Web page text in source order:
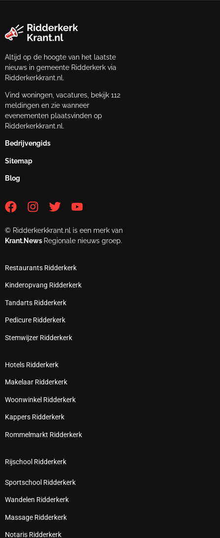
Altijd op de hoogte van het laatste
nieuws in gemeente Ridderkerk via
Ridderkerkkrant.nl.
Vind woningen, vacatures, bekijk 112
meldingen en zie wanneer
evenementen plaatsvinden op
Ridderkerkkrant.nl.
Bedrijvengids
Sitemap
Blog
© Ridderkerkkrant.nl is een merk van
Krant.News Regionale nieuws groep.
Restaurants Ridderkerk
Kinderopvang Ridderkerk
Tandarts Ridderkerk
Pedicure Ridderkerk
Stemwijzer Ridderkerk
Hotels Ridderkerk
Makelaar Ridderkerk
Woonwinkel Ridderkerk
Kappers Ridderkerk
Rommelmarkt Ridderkerk
Rijschool Ridderkerk
Sportschool Ridderkerk
Wandelen Ridderkerk
Massage Ridderkerk
Notaris Ridderkerk